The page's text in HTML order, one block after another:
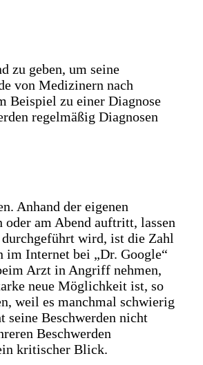
zu geben, um seine
von Medizinern nach
Beispiel zu einer Diagnose
regelmäßig Diagnosen
Anhand der eigenen
am Abend auftritt, lassen
wird, ist die Zahl
im Internet bei „Dr. Google“
Arzt in Angriff nehmen,
neue Möglichkeit ist, so
weil es manchmal schwierig
seine Beschwerden nicht
Beschwerden
kritischer Blick.